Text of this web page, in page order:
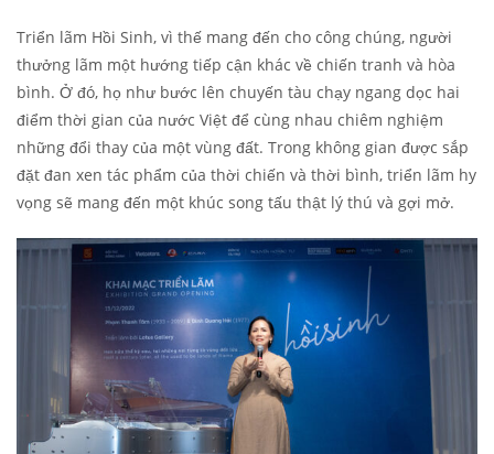
Triển lãm Hồi Sinh, vì thế mang đến cho công chúng, người
thưởng lãm một hướng tiếp cận khác về chiến tranh và hòa
bình. Ở đó, họ như bước lên chuyến tàu chạy ngang dọc hai
điểm thời gian của nước Việt để cùng nhau chiêm nghiệm
những đổi thay của một vùng đất. Trong không gian được sắp
đặt đan xen tác phẩm của thời chiến và thời bình, triển lãm hy
vọng sẽ mang đến một khúc song tấu thật lý thú và gợi mở.